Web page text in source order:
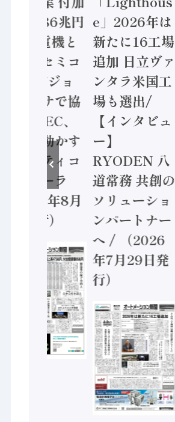
価値額86兆円
/ 三菱電機と
ソニーセミコ
ン AIビジョ
ンセンサで協
業 / IDEC、
安全に動かす
セーフティコ
ントローラ
（2026年8月
5日発行）
e」2026年は
新たに16工場
追加 日立ヴァ
ンタラ米国工
場も選出/
【インタビュ
ー】
RYODEN 八
道常務 共創の
ソリューショ
ンパートナー
へ / （2026
年7月29日発
行）